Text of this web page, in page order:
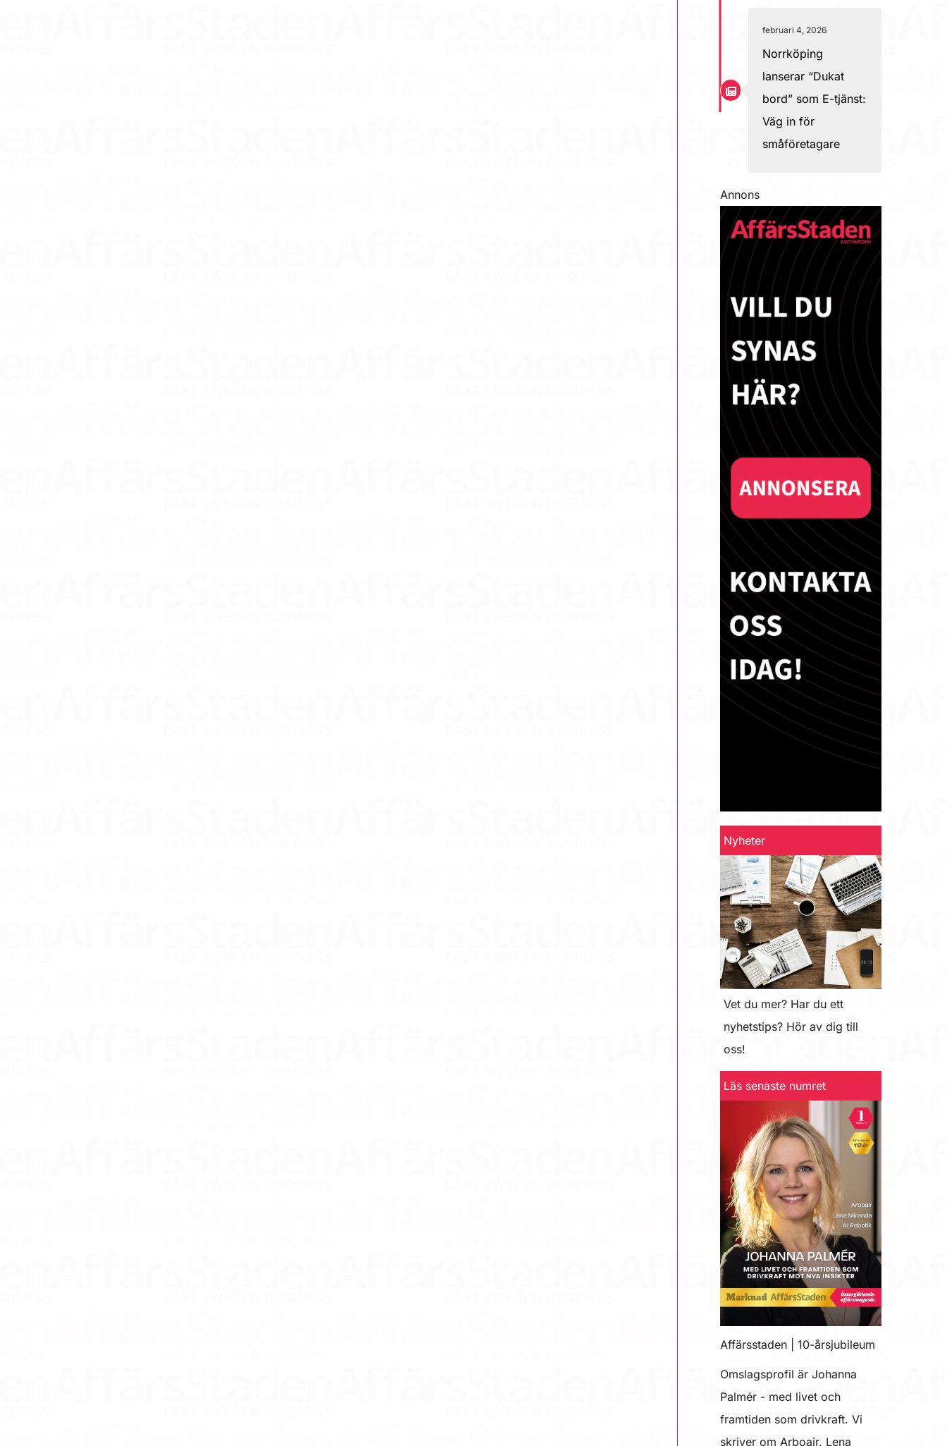
februari 4, 2026
Norrköping
lanserar “Dukat
bord” som E-tjänst:
Väg in för
småföretagare
Annons
Nyheter
Vet du mer? Har du ett
nyhetstips? Hör av dig till
oss!
Läs senaste numret
Affärsstaden | 10-årsjubileum
Omslagsprofil är Johanna
Palmér - med livet och
framtiden som drivkraft. Vi
skriver om Arboair, Lena